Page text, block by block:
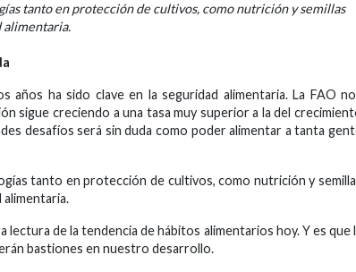
tanto en protección de cultivos, como nutrición y semillas
alimentaria.
años ha sido clave en la seguridad alimentaria. La FAO
sigue creciendo a una tasa muy superior a la del
desafíos será sin duda como poder alimentar a tanta
tanto en protección de cultivos, como nutrición y
alimentaria.
lectura de la tendencia de hábitos alimentarios hoy. Y es que
bastiones en nuestro desarrollo.